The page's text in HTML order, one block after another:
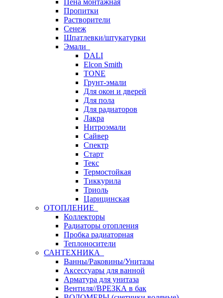
Пена монтажная
Пропитки
Растворители
Сенеж
Шпатлевки/штукатурки
Эмали
DALI
Elcon Smith
TONE
Грунт-эмали
Для окон и дверей
Для пола
Для радиаторов
Лакра
Нитроэмали
Сайвер
Спектр
Старт
Текс
Термостойкая
Тиккурила
Триоль
Царицинская
ОТОПЛЕНИЕ
Коллекторы
Радиаторы отопления
Пробка радиаторная
Теплоносители
САНТЕХНИКА
Ванны/Раковины/Унитазы
Аксессуары для ванной
Арматура для унитаза
Вентиля//ВРЕЗКА в бак